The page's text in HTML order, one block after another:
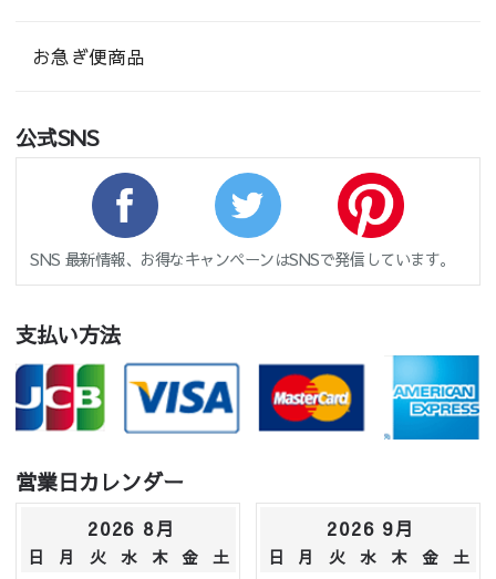
お急ぎ便商品
公式SNS
SNS 最新情報、お得なキャンペーンはSNSで発信しています。
支払い方法
営業日カレンダー
2026 8月
日 月 火 水 木 金
土
2026 9月
日 月 火 水 木 金
土